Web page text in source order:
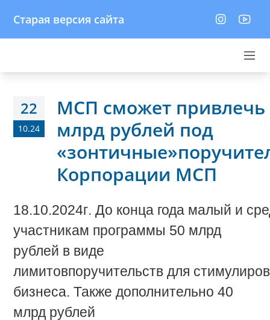
Старая версия сайта
22
10.24
МСП сможет привлечь
млрд рублей под
Корпорации МСП
18.10.2024г. До конца года малый и
участникам программы 50 млрд
рублей в виде
лимитовпоручительств для
бизнеса. Также дополнительно 40
млрд рублей